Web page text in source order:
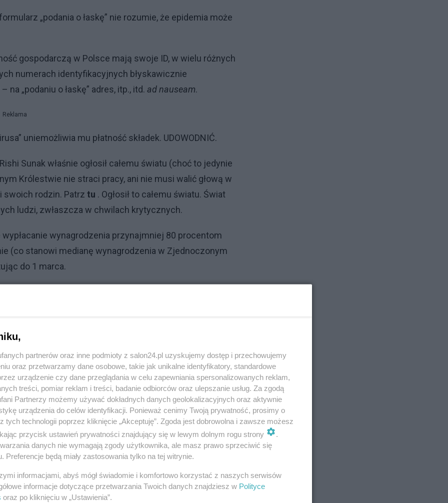
„podania o łaskę” nie rozumie, że epidemia może
gospodarczą w Polsce mają swoje ID, w wielu różnych
numerach identyfikacyjnych błyskawicznie
„podaniu o łaskę” adres, itp., itd. ad nauseam.
Reklama
uniemożliwia mu płatność składek. UDOWODNIĆ.
Sunak właśnie ogłosił całemu światu (choć to jedynie
Królestwie nie straci pracy, ani nie musi walić głową w
swoich rodzin. Patrz tu . Ogłosił to całemu światu. Świat
ludzi, zwłaszcza w chwilach krytycznych.
wynagrodzenia przynajmniej 80 procentom
(co stanowi medianę wynagrodzenia w Zjednoczonym
do 1 marca.
z pracy, bo właśnie zamknęli mu pub, to już stracił tę
niedoszłego nieszczęśnika. Pochodne (ichnie ZUS-y) –
w planie, o którym pisałam przedwczoraj
gospodarczych może sobie pobrać formularz pt.
będzie „pozytywna”.
DG) w sytuacji kryzysu to brak
teoretycznie, udać się do sądu (w takiej czy innej
jest to niemożliwe.
partnerów oraz inne podmioty z salon24.pl uzyskujemy dostęp i przechowujemy
oraz przetwarzamy dane osobowe, takie jak unikalne identyfikatory, standardowe
urządzenie czy dane przeglądania w celu zapewniania spersonalizowanych reklam,
treści, pomiar reklam i treści, badanie odbiorców oraz ulepszanie usług. Za zgodą
Partnerzy możemy używać dokładnych danych geolokalizacyjnych oraz aktywnie
urządzenia do celów identyfikacji. Ponieważ cenimy Twoją prywatność, prosimy o
tych technologii poprzez kliknięcie „Akceptuję”. Zgoda jest dobrowolna i zawsze możesz
przycisk ustawień prywatności znajdujący się w lewym dolnym rogu strony
.
danych nie wymagają zgody użytkownika, ale masz prawo sprzeciwić się
Preferencje będą miały zastosowania tylko na tej witrynie.
informacjami, abyś mógł świadomie i komfortowo korzystać z naszych serwisów
informacje dotyczące przetwarzania Twoich danych znajdziesz w Polityce
oraz po kliknięciu w „Ustawienia”.